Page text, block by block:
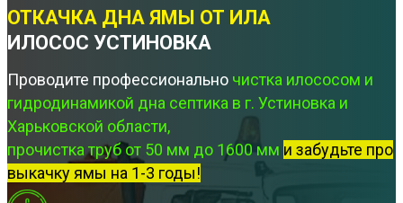
ОТКАЧКА ДНА ЯМЫ ОТ ИЛА
ИЛОСОС УСТИНОВКА
Проводите профессионально чистка илососом и
гидродинамикой дна септика в г. Устиновка и
Харьковской области,
прочистка труб от 50 мм до 1600 мм и забудьте про
выкачку ямы на 1-3 годы!